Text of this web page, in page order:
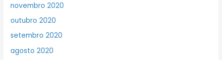
novembro 2020
outubro 2020
setembro 2020
agosto 2020